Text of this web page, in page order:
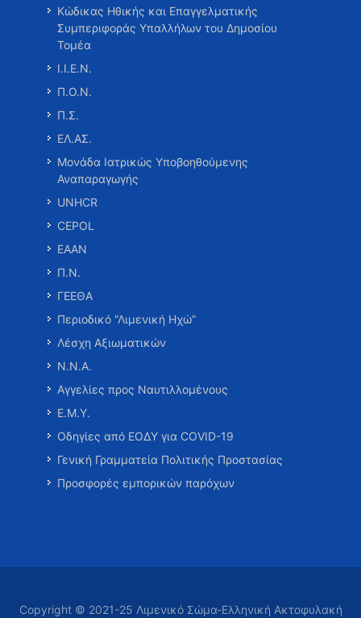
Κώδικας Ηθικής και Επαγγελματικής
Συμπεριφοράς Υπαλλήλων του Δημοσίου
Τομέα
Ι.Ι.Ε.Ν.
Π.Ο.Ν.
Π.Σ.
ΕΛ.ΑΣ.
Μονάδα Ιατρικώς Υποβοηθούμενης
Αναπαραγωγής
UNHCR
CEPOL
ΕΑΑΝ
Π.Ν.
ΓΕΕΘΑ
Περιοδικό “Λιμενική Ηχώ”
Λέσχη Αξιωματικών
Ν.Ν.Α.
Αγγελίες προς Ναυτιλλομένους
Ε.Μ.Υ.
Οδηγίες από ΕΟΔΥ για COVID-19
Γενική Γραμματεία Πολιτικής Προστασίας
Προσφορές εμπορικών παρόχων
Copyright © 2021-25 Λιμενικό Σώμα-Ελληνική Ακτοφυλακή